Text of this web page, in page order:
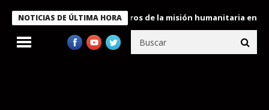
NOTICIAS DE ÚLTIMA HORA
Bukele condecora a miembros de la misión humanitaria enviada a